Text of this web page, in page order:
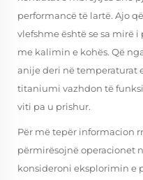
performancë të lartë. Ajo
vlefshme është se sa mirë
me kalimin e kohës. Që
anije deri në temperaturat
titaniumi vazhdon të
viti pa u prishur.
Për më tepër informacion
përmirësojnë operacionet
konsideroni eksplorimin e